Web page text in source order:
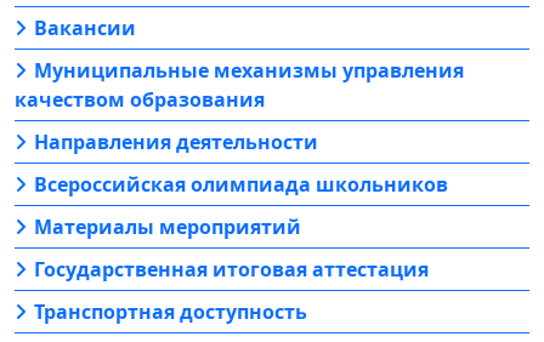
Вакансии
Муниципальные механизмы управления
качеством образования
Направления деятельности
Всероссийская олимпиада школьников
Материалы мероприятий
Государственная итоговая аттестация
Транспортная доступность